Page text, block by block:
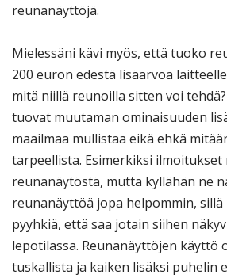
reunanäyttöjä.
Mielessäni kävi myös, että tuoko
200 euron edestä lisäarvoa
mitä niillä reunoilla sitten voi
tuovat muutaman ominaisuuden
maailmaa mullistaa eikä ehkä
tarpeellista. Esimerkiksi ilmoitukset
reunanäytöstä, mutta kyllähän ne
reunanäyttöä jopa helpommin,
pyyhkiä, että saa jotain siihen
lepotilassa. Reunanäyttöjen käyttö
tuskallista ja kaiken lisäksi puhelin